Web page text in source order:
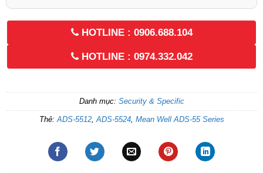
HOTLINE : 0906.688.104
HOTLINE : 0974.332.042
Danh mục: Security & Specific
Thẻ:ADS-5512,ADS-5524, Mean Well ADS-55 Series